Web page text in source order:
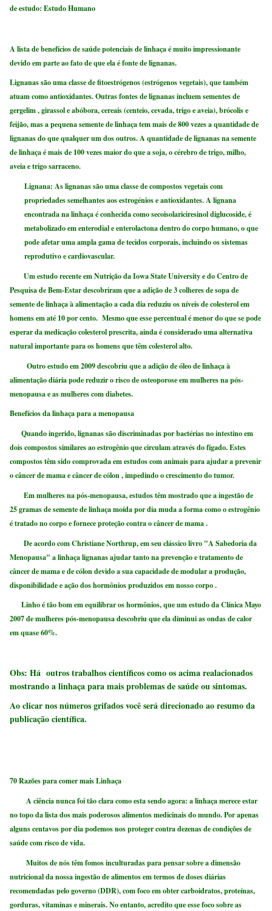
de estudo: Estudo Humano
A lista de benefícios de saúde potenciais de linhaça é muito impressionante
devido em parte ao fato de que ela é fonte de lignanas.
Lignanas são uma classe de fitoestrógenos (estrógenos vegetais), que também
atuam como antioxidantes. Outras fontes de lignanas incluem sementes de
gergelim , girassol e abóbora, cereais (centeio, cevada, trigo e aveia), brócolis e
feijão, mas a pequena semente de linhaça tem mais de 800 vezes a quantidade de
lignanas do que qualquer um dos outros. A quantidade de lignanas na semente
de linhaça é mais de 100 vezes maior do que a soja, o cérebro de trigo, milho,
aveia e trigo sarraceno.
Lignana: As lignanas são uma classe de compostos vegetais com
propriedades semelhantes aos estrogénios e antioxidantes. A lignana
encontrada na linhaça é conhecida como secoisolariciresinol diglucoside, é
metabolizado em enterodial e enterolactona dentro do corpo humano, o que
pode afetar uma ampla gama de tecidos corporais, incluindo os sistemas
reprodutivo e cardiovascular.
Um estudo recente em Nutrição da Iowa State University e do Centro de
Pesquisa de Bem-Estar descobriram que a adição de 3 colheres de sopa de
semente de linhaça à alimentação a cada dia reduziu os níveis de colesterol em
homens em até 10 por cento. Mesmo que esse percentual é menor do que se pode
esperar da medicação colesterol prescrita, ainda é considerado uma alternativa
natural importante para os homens que têm colesterol alto.
Outro estudo em 2009 descobriu que a adição de óleo de linhaça à
alimentação diária pode reduzir o risco de osteoporose em mulheres na pós-
menopausa e as mulheres com diabetes.
Benefícios da linhaça para a menopausa
Quando ingerido, lignanas são discriminadas por bactérias no intestino em
dois compostos similares ao estrogênio que circulam através do fígado. Estes
compostos têm sido comprovada em estudos com animais para ajudar a prevenir
o câncer de mama e câncer de cólon , impedindo o crescimento do tumor.
Em mulheres na pós-menopausa, estudos têm mostrado que a ingestão de
25 gramas de semente de linhaça moída por dia muda a forma como o estrogênio
é tratado no corpo e fornece proteção contra o câncer de mama .
De acordo com Christiane Northrup, em seu clássico livro "A Sabedoria da
Menopausa" a linhaça lignanas ajudar tanto na prevenção e tratamento de
câncer de mama e de cólon devido a sua capacidade de modular a produção,
disponibilidade e ação dos hormônios produzidos em nosso corpo .
Linho é tão bom em equilibrar os hormônios, que um estudo da Clínica Mayo
2007 de mulheres pós-menopausa descobriu que ela diminui as ondas de calor
em quase 60%.
Obs: Há outros trabalhos científicos como os acima realacionados
mostrando a linhaça para mais problemas de saúde ou sintomas.
Ao clicar nos números grifados você será direcionado ao resumo da
publicação científica.
70 Razões para comer mais Linhaça
A ciência nunca foi tão clara como esta sendo agora: a linhaça merece estar
no topo da lista dos mais poderosos alimentos medicinais do mundo. Por apenas
alguns centavos por dia podemos nos proteger contra dezenas de condições de
saúde com risco de vida.
Muitos de nós têm fomos inculturadas para pensar sobre a dimensão
nutricional da nossa ingestão de alimentos em termos de doses diárias
recomendadas pelo governo (DDR), com foco em obter carboidratos, proteínas,
gorduras, vitaminas e minerais. No entanto, acredito que esse foco sobre as